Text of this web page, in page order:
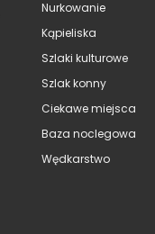
Nurkowanie
Kąpieliska
Szlaki kulturowe
Szlak konny
Ciekawe miejsca
Baza noclegowa
Wędkarstwo